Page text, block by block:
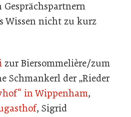
Wissen nicht zu kurz
zur Biersommelière/zum
Schmankerl der „Rieder
in Wippenham,
, Sigrid